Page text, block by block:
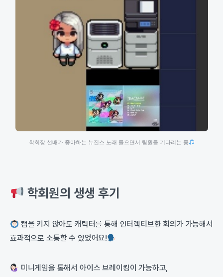
학회장 선배가 좋아하는 뉴진스 노래 들으면서 팀원들 기다리는 중
학회원의 생생 후기
캠을 키지 않아도 캐릭터를 통해 인터렉티브한 회의가 가능해서
효과적으로 소통할 수 있었어요!
미니게임을 통해서 아이스 브레이킹이 가능하고,